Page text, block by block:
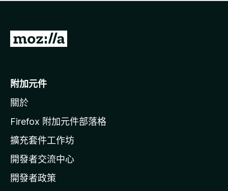
有
前
o
i
l
a
官
網
附加元件
關於
Firefox 附加元件部落格
擴充套件工作坊
開發者交流中心
開發者政策